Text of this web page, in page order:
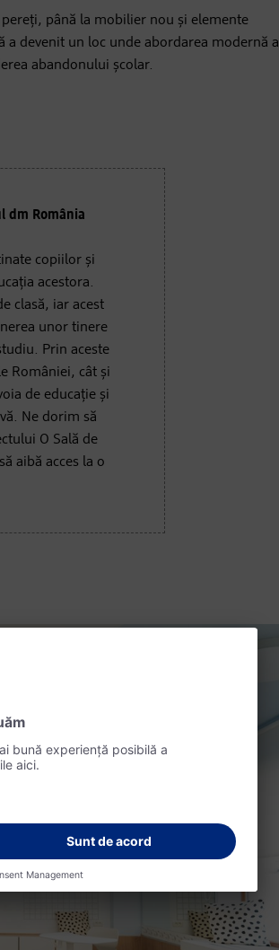
până la mobilier nou și elemente
a devenit un loc unde abordarea modernă a
abandonului școlar.
dm România
copiilor și
acestora.
clasă, iar acest
unor tinere
Prin aceste
României, cât și
de educație și
Ne dorim să
O Sală de
aibă acces la o